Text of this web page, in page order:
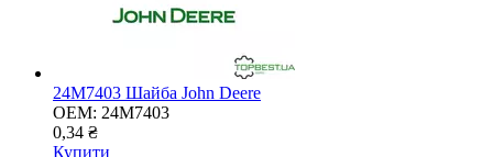
24M7403 Шайба John Deere
OEM: 24M7403
0,34 ₴
Купити